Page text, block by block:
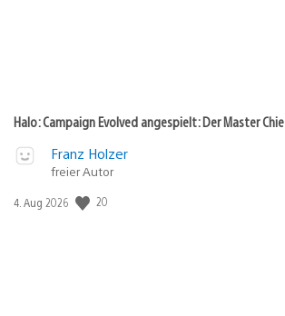
Halo: Campaign Evolved angespielt: Der Master
Franz Holzer
freier Autor
Veröffentlichungsdatum:
4. Aug 2026 20